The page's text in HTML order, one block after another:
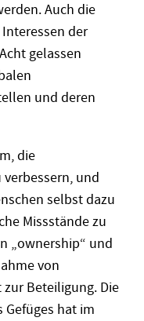
Auch die
der
gelassen
und deren
die
und
selbst dazu
Missstände zu
„ownership“ und
von
Beteiligung. Die
hat im